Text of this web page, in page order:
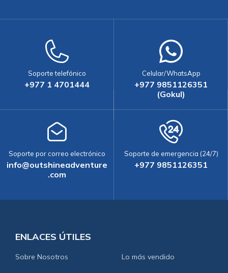
Soporte telefónico
+977 1 4701444
Celular/WhatsApp
+977 9851126351
(Gokul)
Soporte por correo electrónico
info@outshineadventure
.com
Soporte de emergencia (24/7)
+977 9851126351
ENLACES ÚTILES
Sobre Nosotros Lo más vendido